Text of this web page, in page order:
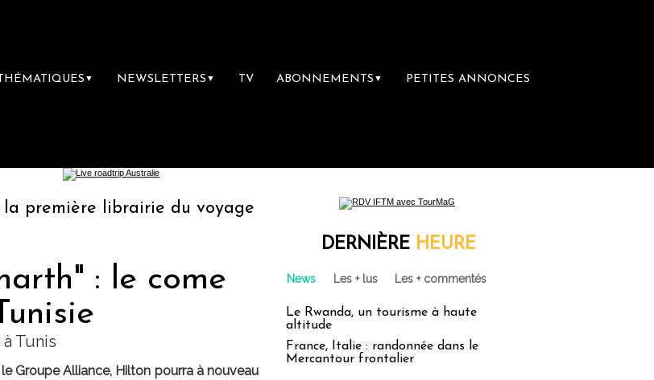
THÉMATIQUES ▼ NEWSLETTERS ▼ TV ABONNEMENTS ▼ PETITES ANNONCES
librairie du voyage Le groupe Sainte-Claire rachète Eden Tour
: le come
Tunis
Groupe Alliance, Hilton pourra à nouveau
DERNIÈRE HEURE
News Les + lus Les + commentés
Le Rwanda, un tourisme à haute
altitude
France, Italie : randonnée dans le
Mercantour frontalier